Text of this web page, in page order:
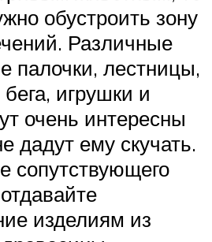
обустроить зону
Различные
палочки, лестницы,
игрушки и
очень интересны
дадут ему скучать.
сопутствующего
изделиям из